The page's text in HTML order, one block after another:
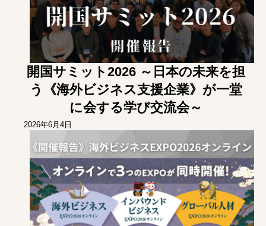
開国サミット2026 ～日本の未来を担
う《海外ビジネス支援企業》が一堂
に会する学び交流会～
2026年6月4日